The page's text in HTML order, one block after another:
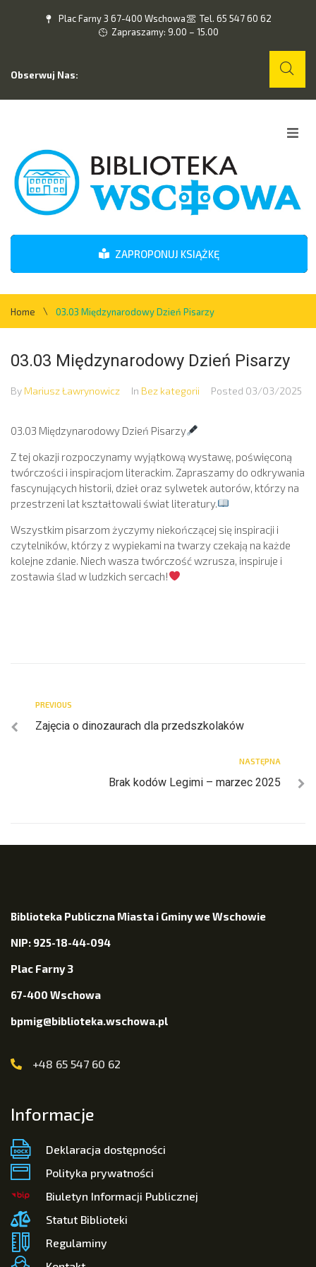
Plac Farny 3 67-400 Wschowa
Tel. 65 547 60 62
Zapraszamy: 9.00 – 15.00
Obserwuj Nas:
O nas
Wydarzenia
Kontakt
ZAPROPONUJ KSIĄŻKĘ
Home \ 03.03 Międzynarodowy Dzień Pisarzy
03.03 Międzynarodowy Dzień Pisarzy
By Mariusz Ławrynowicz In Bez kategorii Posted 03/03/2025
03.03 Międzynarodowy Dzień Pisarzy
Z tej okazji rozpoczynamy wyjątkową wystawę, poświęconą
twórczości i inspiracjom literackim. Zapraszamy do odkrywania
fascynujących historii, dzieł oraz sylwetek autorów, którzy na
przestrzeni lat kształtowali świat literatury.
Wszystkim pisarzom życzymy niekończącej się inspiracji i
czytelników, którzy z wypiekami na twarzy czekają na każde
kolejne zdanie. Niech wasza twórczość wzrusza, inspiruje i
zostawia ślad w ludzkich sercach!
PREVIOUS
Zajęcia o dinozaurach dla przedszkolaków
NASTĘPNA
Brak kodów Legimi – marzec 2025
Biblioteka Publiczna Miasta i Gminy we Wschowie
NIP: 925-18-44-094
Plac Farny 3
67-400 Wschowa
bpmig@biblioteka.wschowa.pl
+48 65 547 60 62
Informacje
Deklaracja dostępności
Polityka prywatności
Biuletyn Informacji Publicznej
Statut Biblioteki
Regulaminy